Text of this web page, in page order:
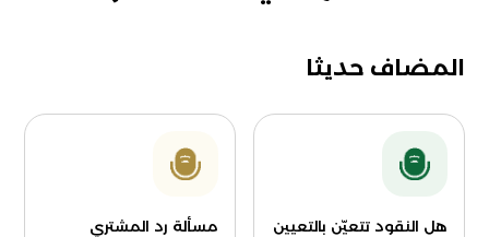
المضاف حديثا
هل النقود تتعيّن بالتعيين
مسألة رد المشتري